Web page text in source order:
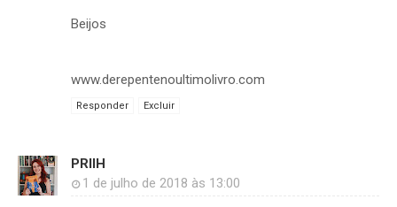
Beijos
www.derepentenoultimolivro.com
Responder Excluir
PRIIH
1 de julho de 2018 às 13:00